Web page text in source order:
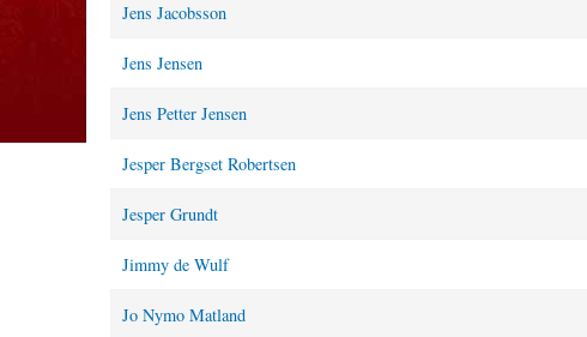
Jens Jacobsson
Jens Jensen
Jens Petter Jensen
Jesper Bergset Robertsen
Jesper Grundt
Jimmy de Wulf
Jo Nymo Matland